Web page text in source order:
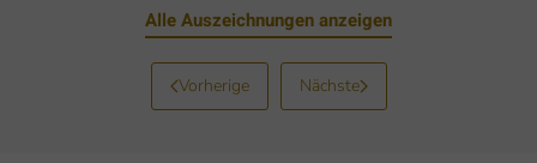
Alle Auszeichnungen anzeigen
Vorherige Nächste